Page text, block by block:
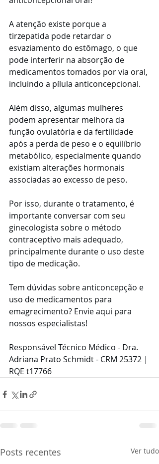
A atenção existe porque a
tirzepatida pode retardar o
esvaziamento do estômago, o que
pode interferir na absorção de
medicamentos tomados por via oral,
incluindo a pílula anticoncepcional.
Além disso, algumas mulheres
podem apresentar melhora da
função ovulatória e da fertilidade
após a perda de peso e o equilíbrio
metabólico, especialmente quando
existiam alterações hormonais
associadas ao excesso de peso.
Por isso, durante o tratamento, é
importante conversar com seu
ginecologista sobre o método
contraceptivo mais adequado,
principalmente durante o uso deste
tipo de medicação.
Tem dúvidas sobre anticoncepção e
uso de medicamentos para
emagrecimento? Envie aqui para
nossos especialistas!
Responsável Técnico Médico - Dra.
Adriana Prato Schmidt - CRM 25372 |
RQE t17766
Posts recentes Ver tudo